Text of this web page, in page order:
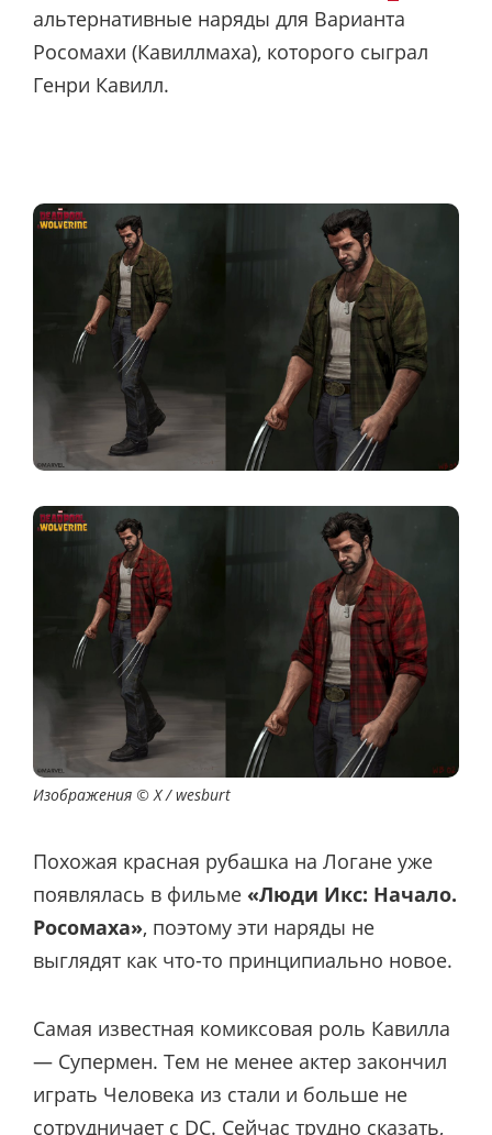
альтернативные наряды для Варианта
Росомахи (Кавиллмаха), которого сыграл
Генри Кавилл.
Изображения © X/ wesburt
Похожая красная рубашка на Логане уже
появлялась в фильме «Люди Икс: Начало.
Росомаха», поэтому эти наряды не
выглядят как что-то принципиально новое.
Самая известная комиксовая роль Кавилла
— Супермен. Тем не менее актер закончил
играть Человека из стали и больше не
сотрудничает с DC. Сейчас трудно сказать,